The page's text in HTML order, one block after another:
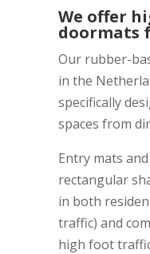
We offer
doormats
Our rubber-
in the
specifically
spaces from
Entry mats
rectangular
in both
traffic) and
high foot